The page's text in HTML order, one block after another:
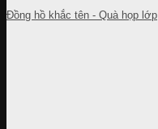
Đồng hồ khắc tên - Quà họp lớp